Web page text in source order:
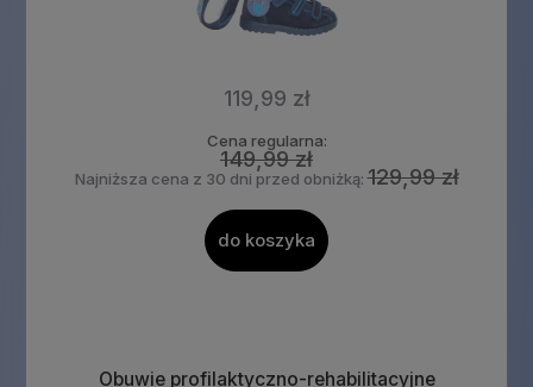
119,99 zł
Cena regularna:
149,99 zł
Najniższa cena z 30 dni przed obniżką:129,99 zł
do koszyka
Obuwie profilaktyczno-rehabilitacyjne